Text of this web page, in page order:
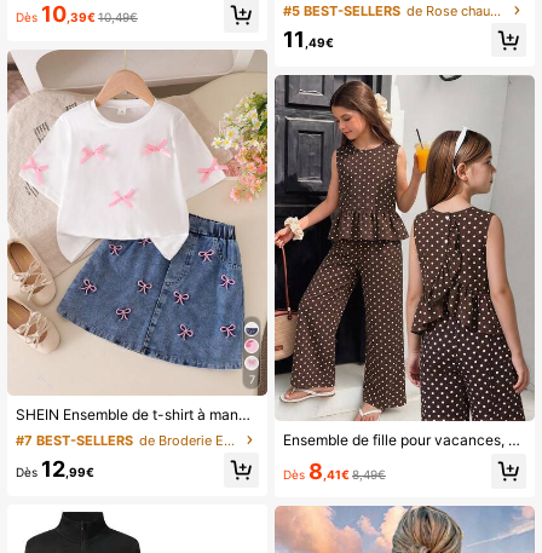
Dès 10,39€ 10,49€
7
SHEIN Ensemble de t-shirt à manches courtes à col rond blanc avec décoration de nœud papillon doux + jupe en jean rose avec broderie de nœud 3D pour filles, printemps/été. Ensemble léger pour filles, doux et mignon, à la mode et élégant, minimaliste, convenant pour les sorties quotidiennes, les loisirs, l'école et d'autres occasions
#7 BEST-SELLERS de Broderie Ensembles pour filles préadolescentes
Dès 12,99€
#5 BEST-SELLERS de Rose chaud Ensembles pour filles préadolescente
11 ,49€
Ensemble de fille pour vacances, décontracté, trajet quotidien, top sans manches à col rond avec ourlet à volants et imprimé à pois, et pantalon long ample
Dès 8 ,41€ 8,49€